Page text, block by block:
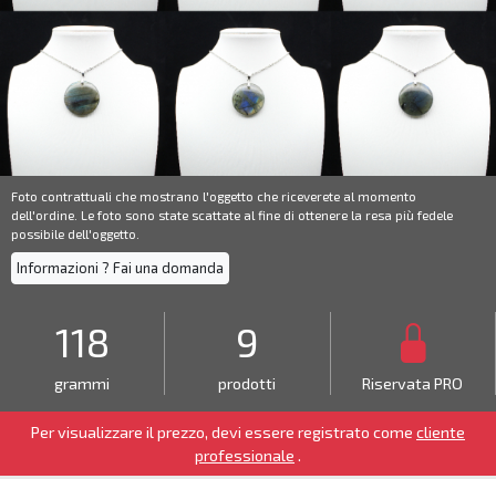
Foto contrattuali che mostrano l'oggetto che riceverete al momento
dell'ordine. Le foto sono state scattate al fine di ottenere la resa più fedele
possibile dell'oggetto.
Informazioni ? Fai una domanda
118
grammi
9
prodotti Riservata PRO
Per visualizzare il prezzo, devi essere registrato come cliente
professionale .